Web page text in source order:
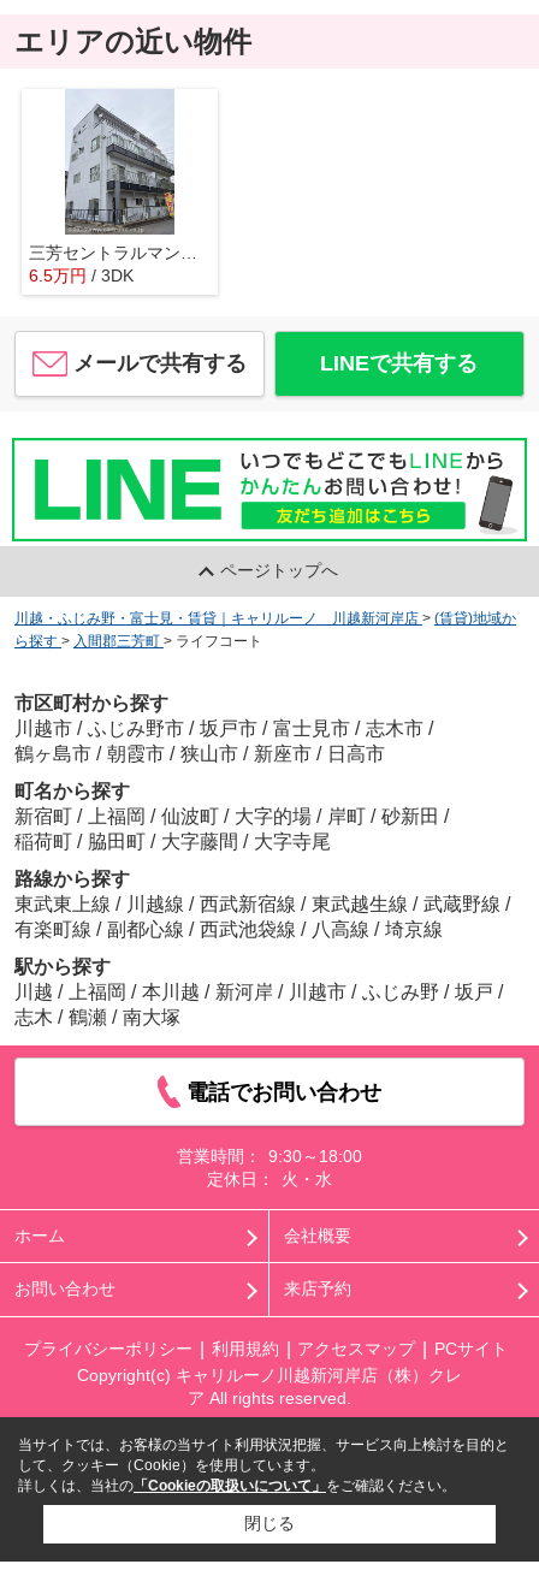
エリアの近い物件
6.5万円 / 3DK
メールで共有する LINEで共有する
ページトップへ
川越・ふじみ野・富士見・賃貸｜キャリルーノ 川越新河岸店 > (賃貸)地域か
ら探す > 入間郡三芳町 > ライフコート
市区町村から探す
川越市 / ふじみ野市 / 坂戸市 / 富士見市 / 志木市 /
鶴ヶ島市 / 朝霞市 / 狭山市 / 新座市 / 日高市
町名から探す
新宿町 / 上福岡 / 仙波町 / 大字的場 / 岸町 / 砂新田 /
稲荷町 / 脇田町 / 大字藤間 / 大字寺尾
路線から探す
東武東上線 / 川越線 / 西武新宿線 / 東武越生線 / 武蔵野線 /
有楽町線 / 副都心線 / 西武池袋線 / 八高線 / 埼京線
駅から探す
川越 / 上福岡 / 本川越 / 新河岸 / 川越市 / ふじみ野 / 坂戸 /
志木 / 鶴瀬 / 南大塚
電話でお問い合わせ
営業時間：
9:30～18:00
定休日：
火・水
ホーム 会社概要
お問い合わせ 来店予約
プライバシーポリシー 利用規約 アクセスマップ
PCサイト
Copyright(c) キャリルーノ川越新河岸店（株）クレ
ア All rights reserved.
当サイトでは、お客様の当サイト利用状況把握、サービス向上検討を目的と
して、クッキー（Cookie）を使用しています。
詳しくは、当社の 「Cookieの取扱いについて」 をご確認ください。
閉じる